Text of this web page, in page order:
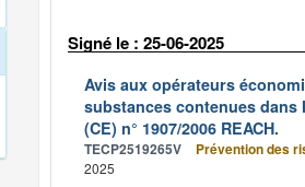
Signé le : 25-06-2025
Avis aux opérateurs
substances contenues dans
(CE) n° 1907/2006 REACH.
TECP2519265V Prévention des
2025